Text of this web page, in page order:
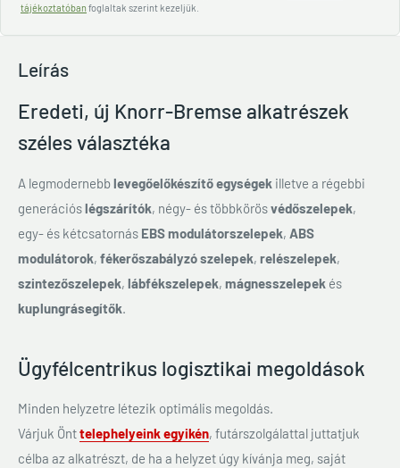
tájékoztatóban foglaltak szerint kezeljük.
Leírás
Eredeti, új Knorr-Bremse alkatrészek
széles választéka
A legmodernebblevegőelőkészítő egységek illetve a régebbi
generációslégszárítók, négy- és többkörösvédőszelepek,
egy- és kétcsatornás EBS modulátorszelepek, ABS
modulátorok, fékerőszabályzó szelepek, relészelepek,
szintezőszelepek, lábfékszelepek, mágnesszelepek és
kuplungrásegítők.
Ügyfélcentrikus logisztikai megoldások
Minden helyzetre létezik optimális megoldás.
Várjuk Önttelephelyeink egyikén, futárszolgálattal juttatjuk
célba az alkatrészt, de ha a helyzet úgy kívánja meg, saját